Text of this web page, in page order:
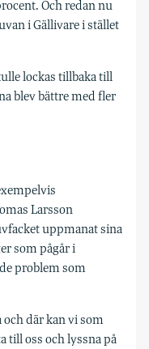
Och redan nu
i Gällivare i stället
lockas tillbaka till
blev bättre med fler
Larsson
uppmanat sina
som pågår i
problem som
och där kan vi som
till oss och lyssna på